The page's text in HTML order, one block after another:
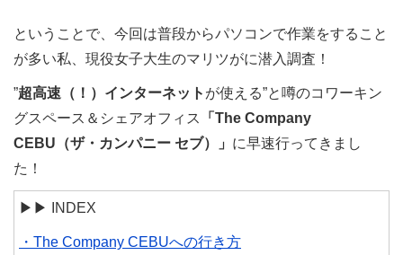
ということで、今回は普段からパソコンで作業をすること
が多い私、現役女子大生のマリツがに潜入調査！
”超高速（！）インターネット が使える”と噂のコワーキン
グスペース＆シェアオフィス
「The Company
CEBU（ザ・カンパニー セブ）」 に早速行ってきまし
た！
▶︎▶︎ INDEX
・The Company CEBUへの行き方